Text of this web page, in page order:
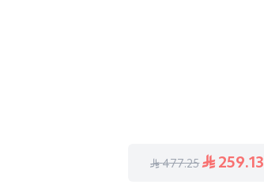
259.13
477.25